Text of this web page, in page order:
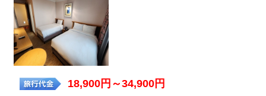
18,900円～34,900円